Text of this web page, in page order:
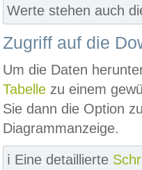
Werte stehen auch
Zugriff auf die
Um die Daten
Tabelle zu einem
Sie dann die Option
Diagrammanzeige.
ℹ️ Eine detaillierte